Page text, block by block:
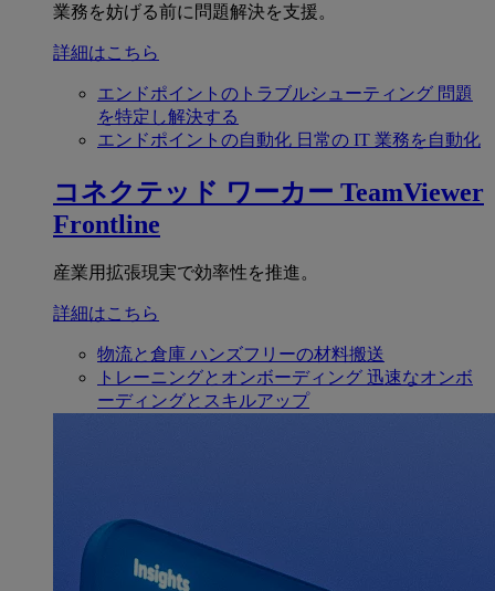
業務を妨げる前に問題解決を支援。
詳細はこちら
エンドポイントのトラブルシューティング 問題
を特定し解決する
エンドポイントの自動化 日常の IT 業務を自動化
コネクテッド ワーカー TeamViewer
Frontline
産業用拡張現実で効率性を推進。
詳細はこちら
物流と倉庫 ハンズフリーの材料搬送
トレーニングとオンボーディング 迅速なオンボ
ーディングとスキルアップ